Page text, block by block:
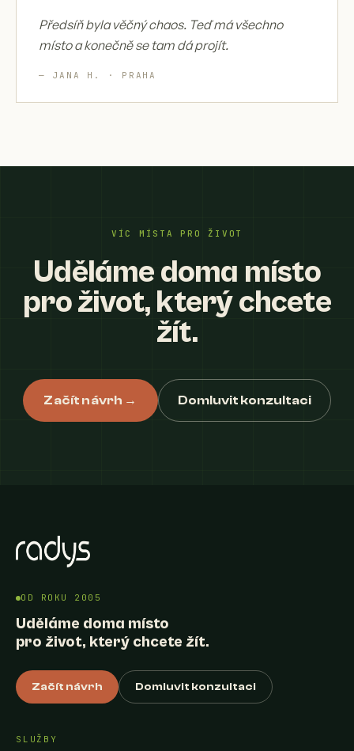
Předsíň byla věčný chaos. Teď má všechno
místo a konečně se tam dá projít.
— JANA H. · PRAHA
VÍC MÍSTA PRO ŽIVOT
Uděláme doma místo
pro život, který chcete
žít.
Začít návrh → Domluvit konzultaci
OD ROKU 2005
Uděláme doma místo
pro život, který chcete žít.
Začít návrh Domluvit konzultaci
SLUŽBY